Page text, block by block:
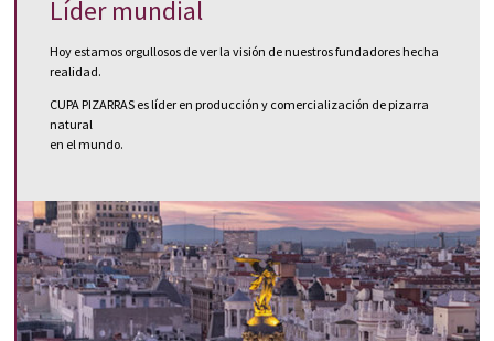
Líder mundial
Hoy estamos orgullosos de ver la visión de nuestros fundadores hecha
realidad.
CUPA PIZARRAS es líder en producción y comercialización de pizarra
natural
en el mundo.